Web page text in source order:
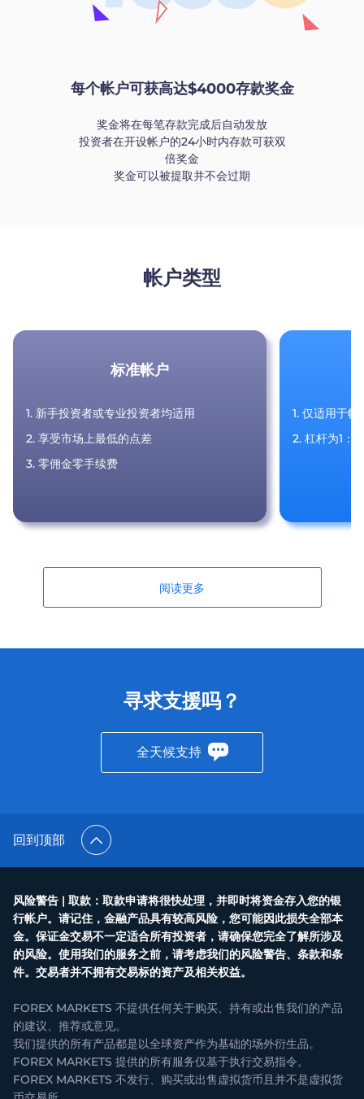
每个帐户可获高达$4000存款奖金
奖金将在每笔存款完成后自动发放
投资者在开设帐户的24小时内存款可获双
倍奖金
奖金可以被提取并不会过期
帐户类型
标准帐户
1. 新手投资者或专业投资者均适用
2. 享受市场上最低的点差
3. 零佣金零手续费
1. 仅适用于
2. 杠杆为1：
阅读更多
寻求支援吗？
全天候支持
回到顶部
风险警告 | 取款：取款申请将很快处理，并即时将资金存入您的银
行帐户。请记住，金融产品具有较高风险，您可能因此损失全部本
金。保证金交易不一定适合所有投资者，请确保您完全了解所涉及
的风险。使用我们的服务之前，请考虑我们的风险警告、条款和条
件。交易者并不拥有交易标的资产及相关权益。
FOREX MARKETS 不提供任何关于购买、持有或出售我们的产品
的建议、推荐或意见。
我们提供的所有产品都是以全球资产作为基础的场外衍生品。
FOREX MARKETS 提供的所有服务仅基于执行交易指令。
FOREX MARKETS 不发行、购买或出售虚拟货币且并不是虚拟货